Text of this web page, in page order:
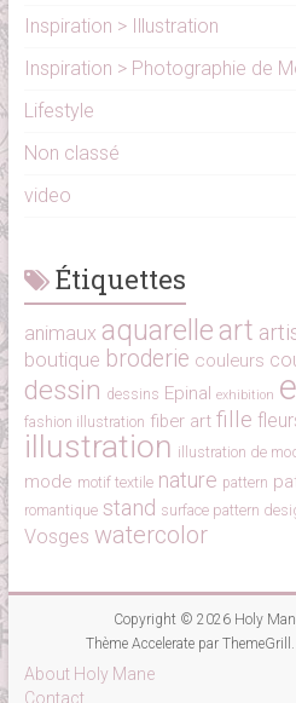
Inspiration > Illustration
Inspiration > Photographie de
Lifestyle
Non classé
video
Étiquettes
animaux aquarelle art
boutique broderie couleurs
dessin dessins Epinal exhibition
fashion illustration fiber art fille
illustration illustration de
mode motif textile nature pattern
romantique stand surface pattern
Vosges watercolor
Copyright © 2026 Holy
Thème Acceleratepar
About Holy Mane
Contact